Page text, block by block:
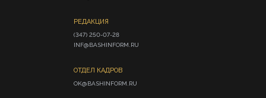
РЕДАКЦИЯ
(347) 250-07-28
INF@BASHINFORM.RU
ОТДЕЛ КАДРОВ
OK@BASHINFORM.RU